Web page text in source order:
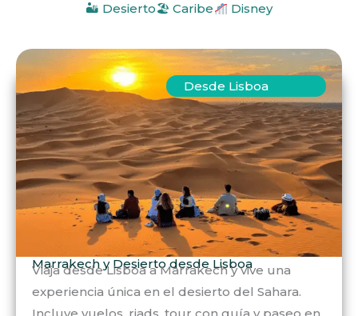
🏜 Desierto🏖 Caribe Disney
Desde Lisboa
Marrakech y Desierto desde Lisboa
Viaja desde Lisboa a Marrakech y vive una
experiencia única en el desierto del Sahara.